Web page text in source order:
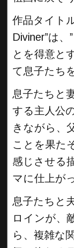
作品タイト
Diviner”は、”
とを得意と
て息子たち
息子たちと
する主人公
きながら、
ことを果た
感じさせる
マに仕上が
息子たちと
ロインが、
ら、複雑な